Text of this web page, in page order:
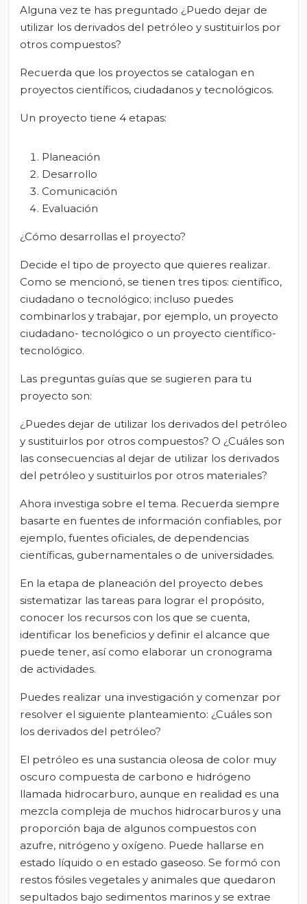
Alguna vez te has preguntado ¿Puedo dejar de
utilizar los derivados del petróleo y sustituirlos por
otros compuestos?
Recuerda que los proyectos se catalogan en
proyectos científicos, ciudadanos y tecnológicos.
Un proyecto tiene 4 etapas:
Planeación
Desarrollo
Comunicación
Evaluación
¿Cómo desarrollas el proyecto?
Decide el tipo de proyecto que quieres realizar.
Como se mencionó, se tienen tres tipos: científico,
ciudadano o tecnológico; incluso puedes
combinarlos y trabajar, por ejemplo, un proyecto
ciudadano- tecnológico o un proyecto científico-
tecnológico.
Las preguntas guías que se sugieren para tu
proyecto son:
¿Puedes dejar de utilizar los derivados del petróleo
y sustituirlos por otros compuestos? O ¿Cuáles son
las consecuencias al dejar de utilizar los derivados
del petróleo y sustituirlos por otros materiales?
Ahora investiga sobre el tema. Recuerda siempre
basarte en fuentes de información confiables, por
ejemplo, fuentes oficiales, de dependencias
científicas, gubernamentales o de universidades.
En la etapa de planeación del proyecto debes
sistematizar las tareas para lograr el propósito,
conocer los recursos con los que se cuenta,
identificar los beneficios y definir el alcance que
puede tener, así como elaborar un cronograma
de actividades.
Puedes realizar una investigación y comenzar por
resolver el siguiente planteamiento: ¿Cuáles son
los derivados del petróleo?
El petróleo es una sustancia oleosa de color muy
oscuro compuesta de carbono e hidrógeno
llamada hidrocarburo, aunque en realidad es una
mezcla compleja de muchos hidrocarburos y una
proporción baja de algunos compuestos con
azufre, nitrógeno y oxígeno. Puede hallarse en
estado líquido o en estado gaseoso. Se formó con
restos fósiles vegetales y animales que quedaron
sepultados bajo sedimentos marinos y se extrae